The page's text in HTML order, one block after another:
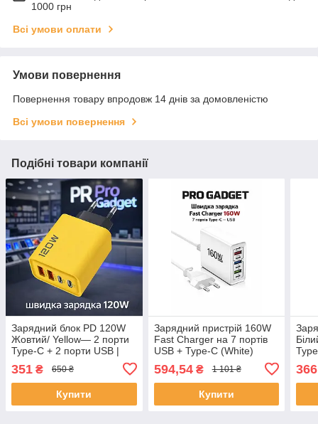
1000 грн
Всі умови оплати
Умови повернення
Повернення товару впродовж 14 днів за домовленістю
Всі умови повернення
Подібні товари компанії
Зарядний блок PD 120W
Жовтий/ Yellow— 2 порти
Type-C + 2 порти USB |
для iPhone, Samsung,
Xiaomi, Huawei
351 ₴ 650 ₴
Купити
Зарядний пристрій 160W
Fast Charger на 7 портів
USB + Type-C (White)
EU/US – Швидка зарядка
PD для Xiaomi, iPhone,
Samsung, POCO
594,54₴ 1 101 ₴
Купити
для